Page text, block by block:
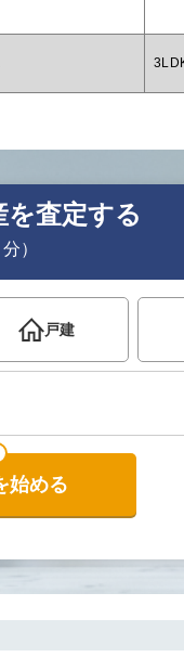
査定する
）
戸建
始める